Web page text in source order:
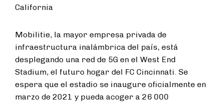
California
Mobilitie, la mayor empresa privada de
infraestructura inalámbrica del país, está
desplegando una red de 5G en el West End
Stadium, el futuro hogar del FC Cincinnati. Se
espera que el estadio se inaugure oficialmente en
marzo de 2021 y pueda acoger a 26 000